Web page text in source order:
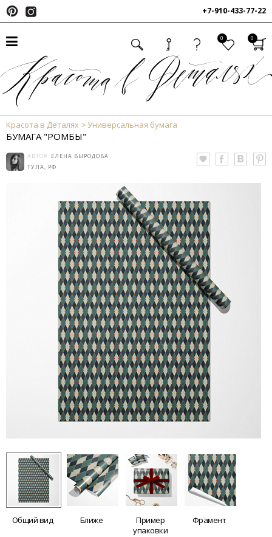
+7-910-433-77-22
0 0
Красота в Деталях Универсальная бумага
БУМАГА "РОМБЫ"
АВТОР: ЕЛЕНА ВЫРОДОВА
ТУЛА, РФ
Общий вид Ближе
Пример
упаковки
Фрамент